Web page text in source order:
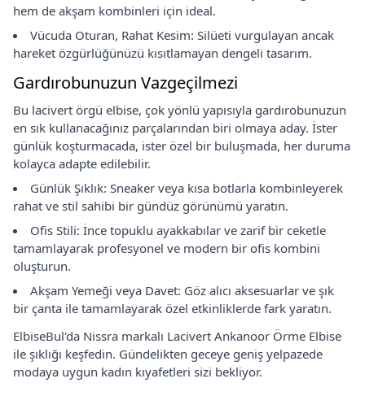
hem de akşam kombinleri için ideal.
Vücuda Oturan, Rahat Kesim: Silüeti vurgulayan ancak
hareket özgürlüğünüzü kısıtlamayan dengeli tasarım.
Gardırobunuzun Vazgeçilmezi
Bu lacivert örgü elbise, çok yönlü yapısıyla gardırobunuzun
en sık kullanacağınız parçalarından biri olmaya aday. İster
günlük koşturmacada, ister özel bir buluşmada, her duruma
kolayca adapte edilebilir.
Günlük Şıklık: Sneaker veya kısa botlarla kombinleyerek
rahat ve stil sahibi bir gündüz görünümü yaratın.
Ofis Stili: İnce topuklu ayakkabılar ve zarif bir ceketle
tamamlayarak profesyonel ve modern bir ofis kombini
oluşturun.
Akşam Yemeği veya Davet: Göz alıcı aksesuarlar ve şık
bir çanta ile tamamlayarak özel etkinliklerde fark yaratın.
ElbiseBul'da Nissra markalı Lacivert Ankanoor Örme Elbise
ile şıklığı keşfedin. Gündelikten geceye geniş yelpazede
modaya uygun kadın kıyafetleri sizi bekliyor.